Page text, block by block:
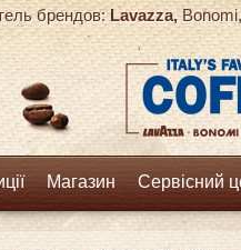
брендов:Lavazza,
Магазин Сервісний